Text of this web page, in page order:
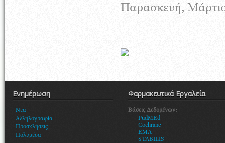
Παρασκευή,
Ενημέρωση
Νεα
Αλληλογραφία
Προσκλήσεις
Πολυμέσα
Φαρμακευτικά Εργαλεία
Βάσεις Δεδομένων:
PudMEd
Cochrane
EMA
STABILIS